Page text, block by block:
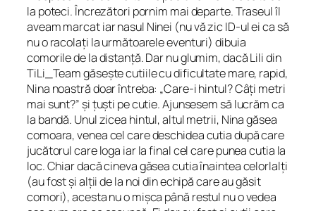
la poteci. Încrezători pornim mai departe. Traseul îl
aveam marcat iar nasul Ninei (nu vă zic ID-ul ei ca să
nu o racolați la următoarele eventuri) dibuia
comorile de la distanță. Dar nu glumim, dacă Lili din
TiLi_Team găsește cutiile cu dificultate mare, rapid,
Nina noastră doar întreba: „Care-i hintul? Câți metri
mai sunt?” și țuști pe cutie. Ajunsesem să lucrăm ca
la bandă. Unul zicea hintul, altul metrii, Nina găsea
comoara, venea cel care deschidea cutia după care
jucătorul care loga iar la final cel care punea cutia la
loc. Chiar dacă cineva găsea cutia înaintea celorlalți
(au fost și alții de la noi din echipă care au găsit
comori), acesta nu o mișca până restul nu o vedea